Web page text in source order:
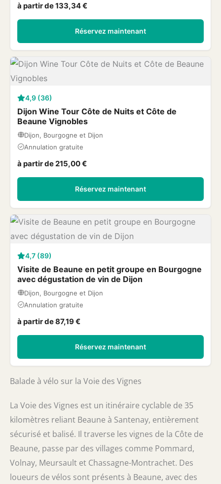
à partir de 133,34 €
Réservez maintenant
4,9 (36)
Dijon Wine Tour Côte de Nuits et Côte de
Beaune Vignobles
Dijon, Bourgogne et Dijon
Annulation gratuite
à partir de 215,00 €
Réservez maintenant
4,7 (89)
Visite de Beaune en petit groupe en Bourgogne
avec dégustation de vin de Dijon
Dijon, Bourgogne et Dijon
Annulation gratuite
à partir de 87,19 €
Réservez maintenant
Balade à vélo sur la Voie des Vignes
La Voie des Vignes est un itinéraire cyclable de 35
kilomètres reliant Beaune à Santenay, entièrement
sécurisé et balisé. Il traverse les vignes de la Côte de
Beaune, passe par des villages comme Pommard,
Volnay, Meursault et Chassagne-Montrachet. Des
loueurs de vélos sont présents à Beaune, avec des